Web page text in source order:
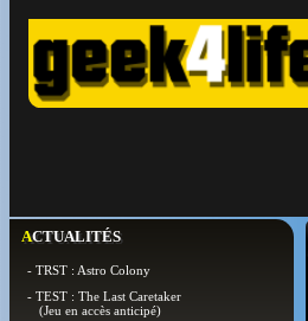
ACTUALITÉS
- TRST : Astro Colony
- TEST : The Last Caretaker
(Jeu en accès anticipé)